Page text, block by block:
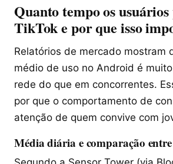
Quanto tempo os usuários
TikTok e por que isso
Relatórios de mercado mostram
médio de uso no Android é
rede do que em concorrentes.
por que o comportamento de
atenção de quem convive com
Média diária e comparação